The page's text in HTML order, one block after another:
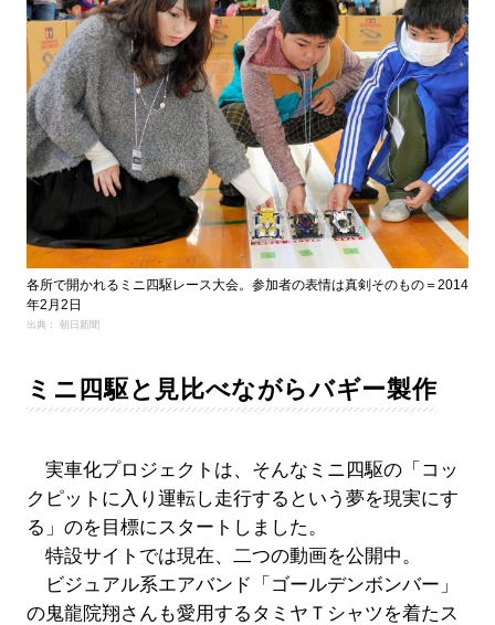
各所で開かれるミニ四駆レース大会。参加者の表情は真剣そのもの＝2014
年2月2日
出典： 朝日新聞
ミニ四駆と見比べながらバギー製作
実車化プロジェクトは、そんなミニ四駆の「コッ
クピットに入り運転し走行するという夢を現実にす
る」のを目標にスタートしました。
特設サイトでは現在、二つの動画を公開中。
ビジュアル系エアバンド「ゴールデンボンバー」
の鬼龍院翔さんも愛用するタミヤＴシャツを着たス